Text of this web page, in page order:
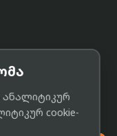
ანალიტიკურ
cookie-